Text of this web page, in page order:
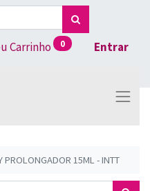
Carrinho 0 Entrar
PROLONGADOR 15ML - INTT